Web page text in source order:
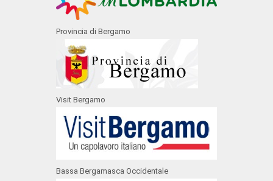
Provincia di Bergamo
Visit Bergamo
Bassa Bergamasca Occidentale